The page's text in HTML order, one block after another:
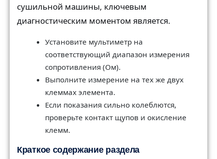
сушильной машины, ключевым
диагностическим моментом является.
Установите мультиметр на
соответствующий диапазон измерения
сопротивления (Ом).
Выполните измерение на тех же двух
клеммах элемента.
Если показания сильно колеблются,
проверьте контакт щупов и окисление
клемм.
Краткое содержание раздела